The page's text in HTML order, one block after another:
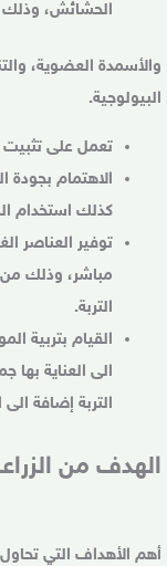
الحشائش، وذلك
والأسمدة العضوية،
البيولوجية.
تعمل على تثبيت
الاهتمام بجودة
كذلك استخدام
توفير العناصر
مباشر، وذلك من
التربة.
القيام بتربية
الى العناية بها
التربة إضافة الى
الهدف من
أهم الأهداف التي